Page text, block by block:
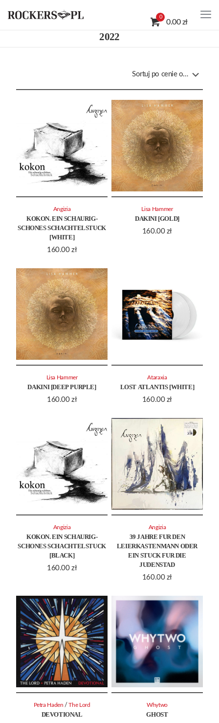
0
0.00 zł
2022
KOKON. EIN SCHAURIG-
SCHONES SCHACHTELSTUCK
[WHITE]
160.00 zł
Angizia
DAKINI [GOLD]
160.00 zł
Lisa Hammer
DAKINI [DEEP PURPLE]
160.00 zł
Lisa Hammer
LOST ATLANTIS [WHITE]
160.00 zł
Ataraxia
KOKON. EIN SCHAURIG-
SCHONES SCHACHTELSTUCK
[BLACK]
160.00 zł
Angizia
39 JAHRE FUR DEN
LEIERKASTENMANN ODER
EIN STUCK FUR DIE
JUDENSTAD
160.00 zł
Angizia
DEVOTIONAL
Petra Haden /The Lord
GHOST
Whytwo